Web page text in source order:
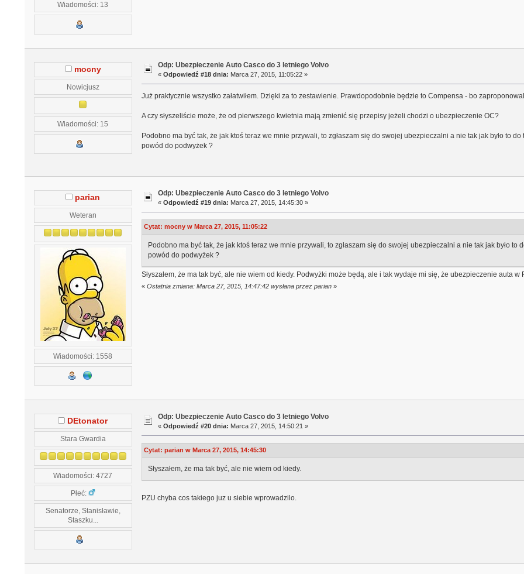
Wiadomości: 13
mocny
Nowicjusz
Wiadomości: 15
Odp: Ubezpieczenie Auto Casco do 3 letniego Volvo
«Odpowiedź #18 dnia: Marca 27, 2015, 11:05:22 »
Już praktycznie wszystko załatwiłem. Dzięki za to zestawienie. Prawdopodobnie będzie to Compensa - bo
A czy słyszeliście może, że od pierwszego kwietnia mają zmienić się przepisy jeżeli chodzi o ubezpieczenie OC?
Podobno ma być tak, że jak ktoś teraz we mnie przywali, to zgłaszam się do swojej ubezpieczalni a nie tak jak było to
powód do podwyżek ?
parian
Weteran
Wiadomości: 1558
Odp: Ubezpieczenie Auto Casco do 3 letniego Volvo
«Odpowiedź #19 dnia: Marca 27, 2015, 14:45:30 »
Cytat: mocny w Marca 27, 2015, 11:05:22
Podobno ma być tak, że jak ktoś teraz we mnie przywali, to zgłaszam się do swojej ubezpieczalni a nie tak jak było
powód do podwyżek ?
Słyszałem, że ma tak być, ale nie wiem od kiedy. Podwyżki może będą, ale i tak wydaje mi się, że ubezpieczenie auta w
« Ostatnia zmiana: Marca 27, 2015, 14:47:42 wysłana przez parian»
DEtonator
Stara Gwardia
Wiadomości: 4727
Płeć:
Senatorze, Stanisławie,
Staszku...
Odp: Ubezpieczenie Auto Casco do 3 letniego Volvo
«Odpowiedź #20 dnia: Marca 27, 2015, 14:50:21 »
Cytat: parian w Marca 27, 2015, 14:45:30
Słyszałem, że ma tak być, ale nie wiem od kiedy.
PZU chyba cos takiego juz u siebie wprowadzilo.